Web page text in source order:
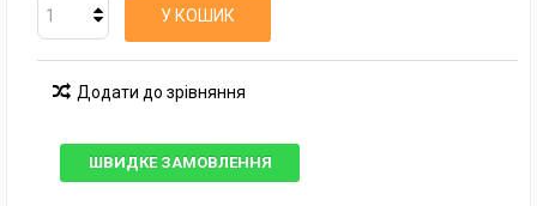
У КОШИК
Додати до зрівняння
ШВИДКЕ ЗАМОВЛЕННЯ